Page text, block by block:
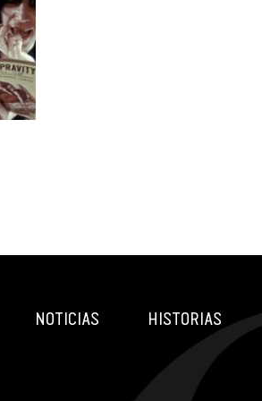
NOTICIAS HISTORIAS